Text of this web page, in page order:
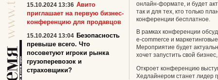
онлайн-формате, и будет
так и для тех, кто только
конференции бесплатное.
В рамках конференции
e-commerce и
Мероприятие будет
хочет запустить свой
Откроет конференцию
Хедлайнером станет лидер
15.10.2024 13:36 Авито
приглашает на первую бизнес-
конференцию для продавцов
15.10.2024 13:04 Безопасность
превыше всего. Что
посоветуют игроки рынка
грузоперевозок и
страховщики?